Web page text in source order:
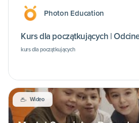
Photon Education
Kurs dla początkujących |
kurs dla początkujących
Wideo